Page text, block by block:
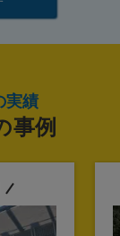
実績
事例